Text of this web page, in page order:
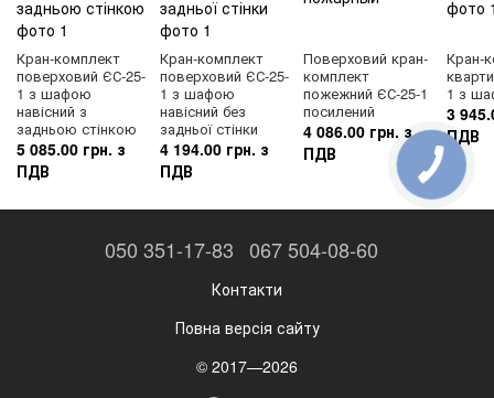
Кран-комплект
поверховий ЄС-25-
1 з шафою
навісний з
задньою стінкою
5 085.00 грн. з
ПДВ
Кран-комплект
поверховий ЄС-25-
1 з шафою
навісний без
задньої стінки
4 194.00 грн. з
ПДВ
Поверховий кран-
комплект
пожежний ЄС-25-1
посилений
4 086.00 грн. з
ПДВ
Кран-
1 з
3
ПДВ
050 351-17-83 067 504-08-60
Контакти
Повна версія сайту
© 2017—2026